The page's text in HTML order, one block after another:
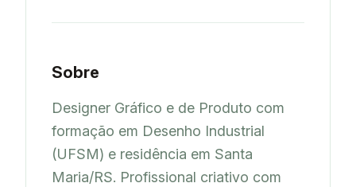
Sobre
Designer Gráfico e de Produto com
formação em Desenho Industrial
(UFSM) e residência em Santa
Maria/RS. Profissional criativo com